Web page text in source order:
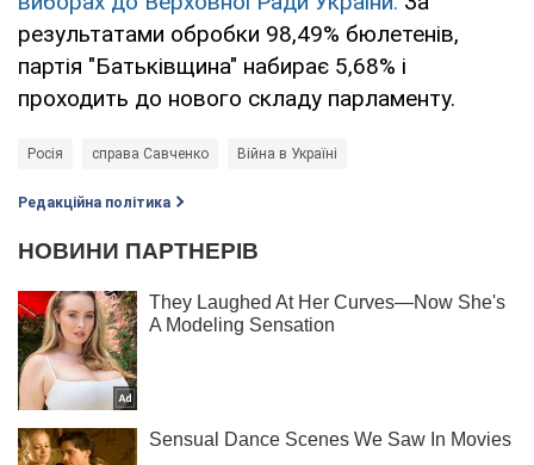
результатами обробки 98,49% бюлетенів,
партія "Батьківщина" набирає 5,68% і
проходить до нового складу парламенту.
Росія справа Савченко Війна в Україні
Редакційна політика